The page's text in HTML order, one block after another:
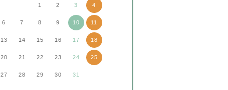
1 2 3 4
6 7 8 9 10 11
13 14 15 16 17 18
20 21 22 23 24 25
27 28 29 30 31